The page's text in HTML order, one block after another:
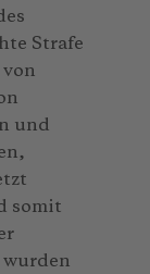
Strafe
und
somit